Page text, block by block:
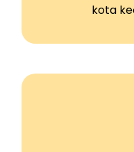
kota